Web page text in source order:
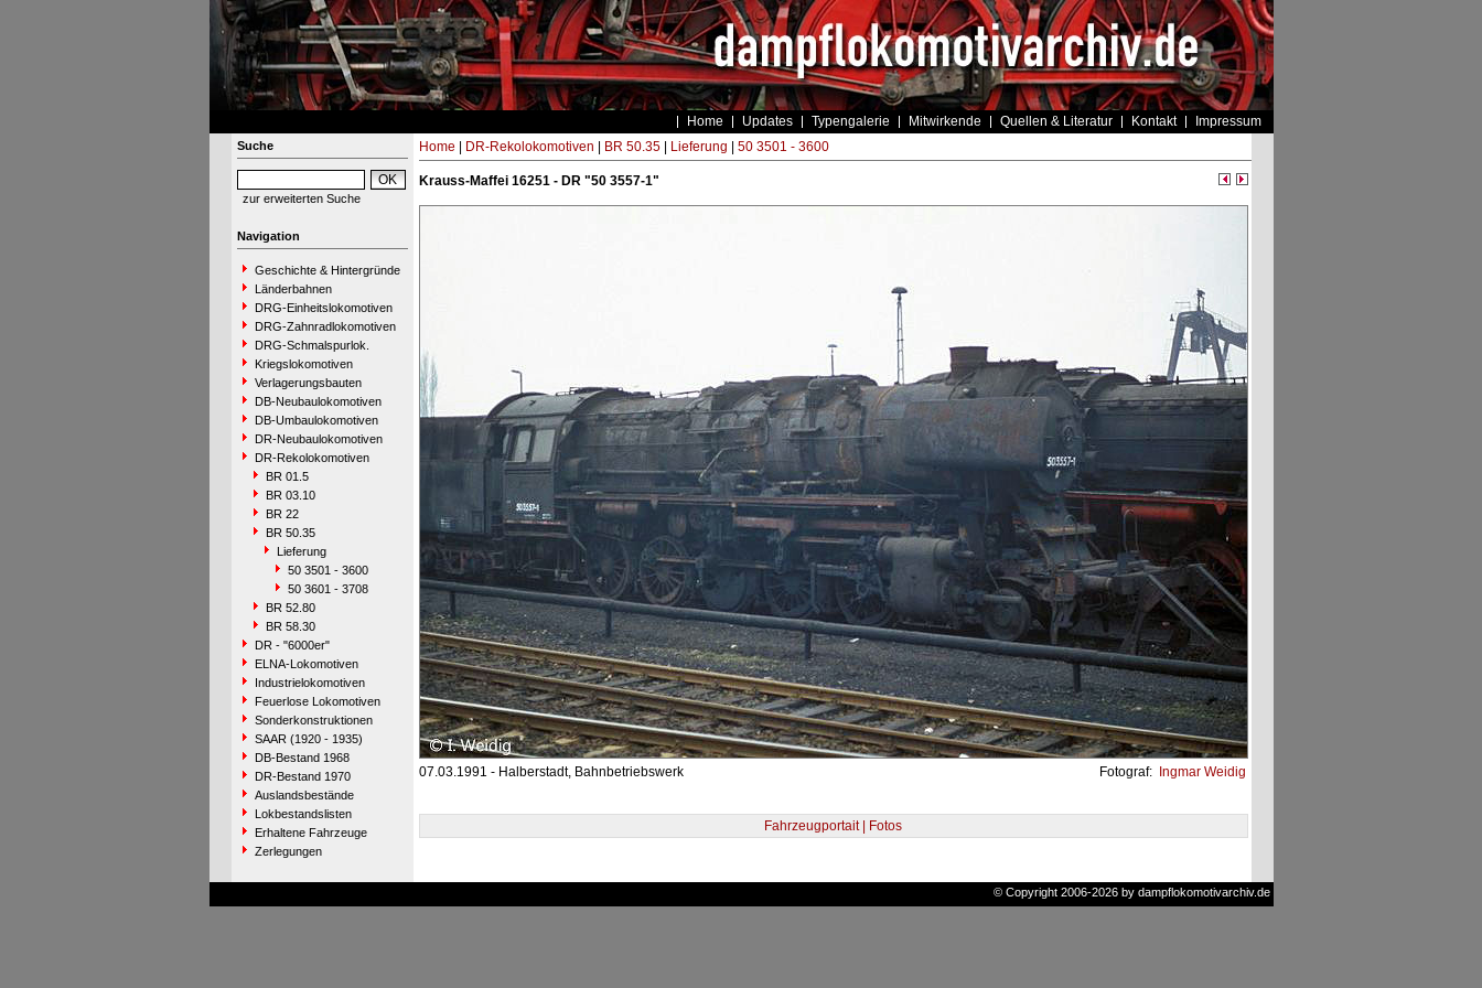
Home Updates Typengalerie Mitwirkende Quellen & Literatur Kontakt Impressum
Suche
zur erweiterten Suche
Navigation
Geschichte & Hintergründe
Länderbahnen
DRG-Einheitslokomotiven
DRG-Zahnradlokomotiven
DRG-Schmalspurlok.
Kriegslokomotiven
Verlagerungsbauten
DB-Neubaulokomotiven
DB-Umbaulokomotiven
DR-Neubaulokomotiven
DR-Rekolokomotiven
BR 01.5
BR 03.10
BR 22
BR 50.35
Lieferung
50 3501 - 3600
50 3601 - 3708
BR 52.80
BR 58.30
DR - "6000er"
ELNA-Lokomotiven
Industrielokomotiven
Feuerlose Lokomotiven
Sonderkonstruktionen
SAAR (1920 - 1935)
DB-Bestand 1968
DR-Bestand 1970
Auslandsbestände
Lokbestandslisten
Erhaltene Fahrzeuge
Zerlegungen
Home DR-Rekolokomotiven BR 50.35| Lieferung 50 3501 - 3600
Krauss-Maffei 16251 - DR "50 3557-1"
07.03.1991 - Halberstadt, Bahnbetriebswerk Fotograf: Ingmar Weidig
Fahrzeugportait | Fotos
© Copyright 2006-2026 by dampflokomotivarchiv.de